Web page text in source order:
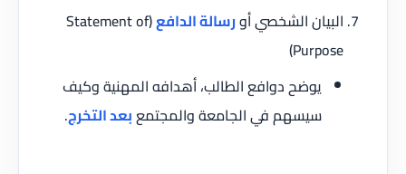
البيان الشخصي أورسالة الدافع (Statement of
Purpose)
يوضح دوافع الطالب، أهدافه المهنية وكيف
سيسهم في الجامعة والمجتمعبعد التخرج.